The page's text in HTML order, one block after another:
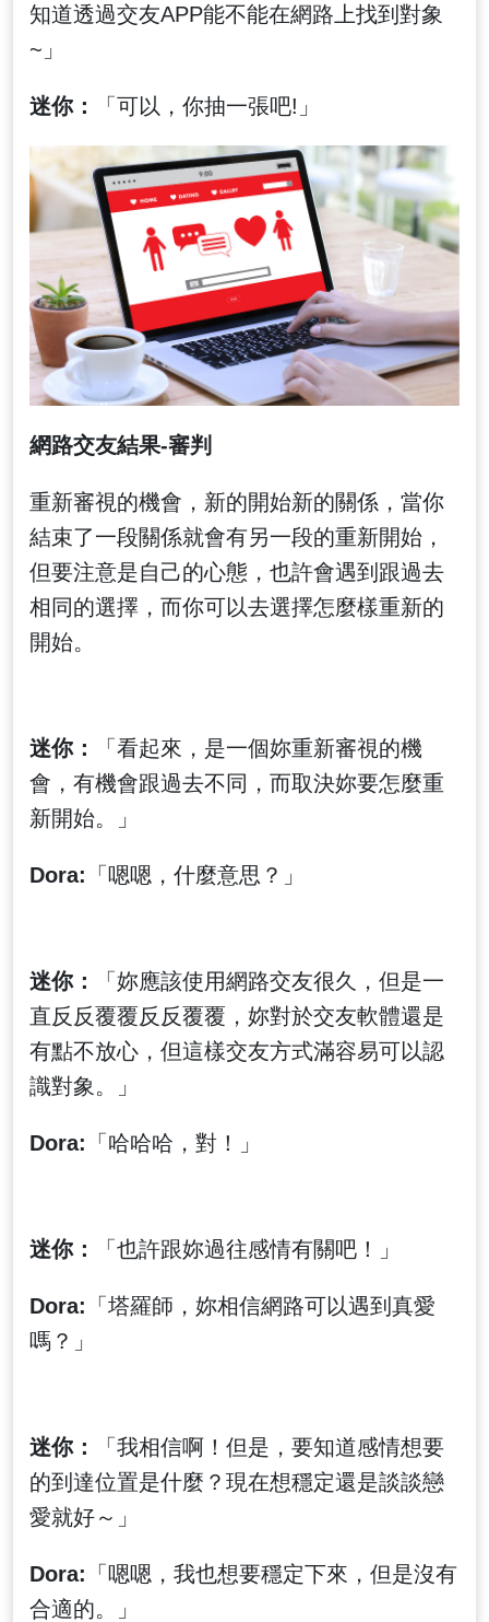
知道透過交友APP能不能在網路上找到對象
~」
迷你： 「可以，你抽一張吧!」
網路交友結果-審判
重新審視的機會，新的開始新的關係，當你
結束了一段關係就會有另一段的重新開始，
但要注意是自己的心態，也許會遇到跟過去
相同的選擇，而你可以去選擇怎麼樣重新的
開始。
迷你：
「看起來，是一個妳重新審視的機
會，有機會跟過去不同，而取決妳要怎麼重
新開始。」
Dora: 「嗯嗯，什麼意思？」
迷你：
「妳應該使用網路交友很久，但是一
直反反覆覆反反覆覆，妳對於交友軟體還是
有點不放心，但這樣交友方式滿容易可以認
識對象。」
Dora: 「哈哈哈，對！」
迷你： 「也許跟妳過往感情有關吧！」
Dora: 「塔羅師，妳相信網路可以遇到真愛
嗎？」
迷你：
「我相信啊！但是，要知道感情想要
的到達位置是什麼？現在想穩定還是談談戀
愛就好～」
Dora: 「嗯嗯，我也想要穩定下來，但是沒有
合適的。」